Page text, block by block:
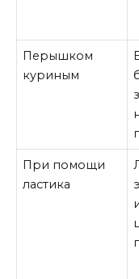
Перышком
куриным
При помощи
ластика